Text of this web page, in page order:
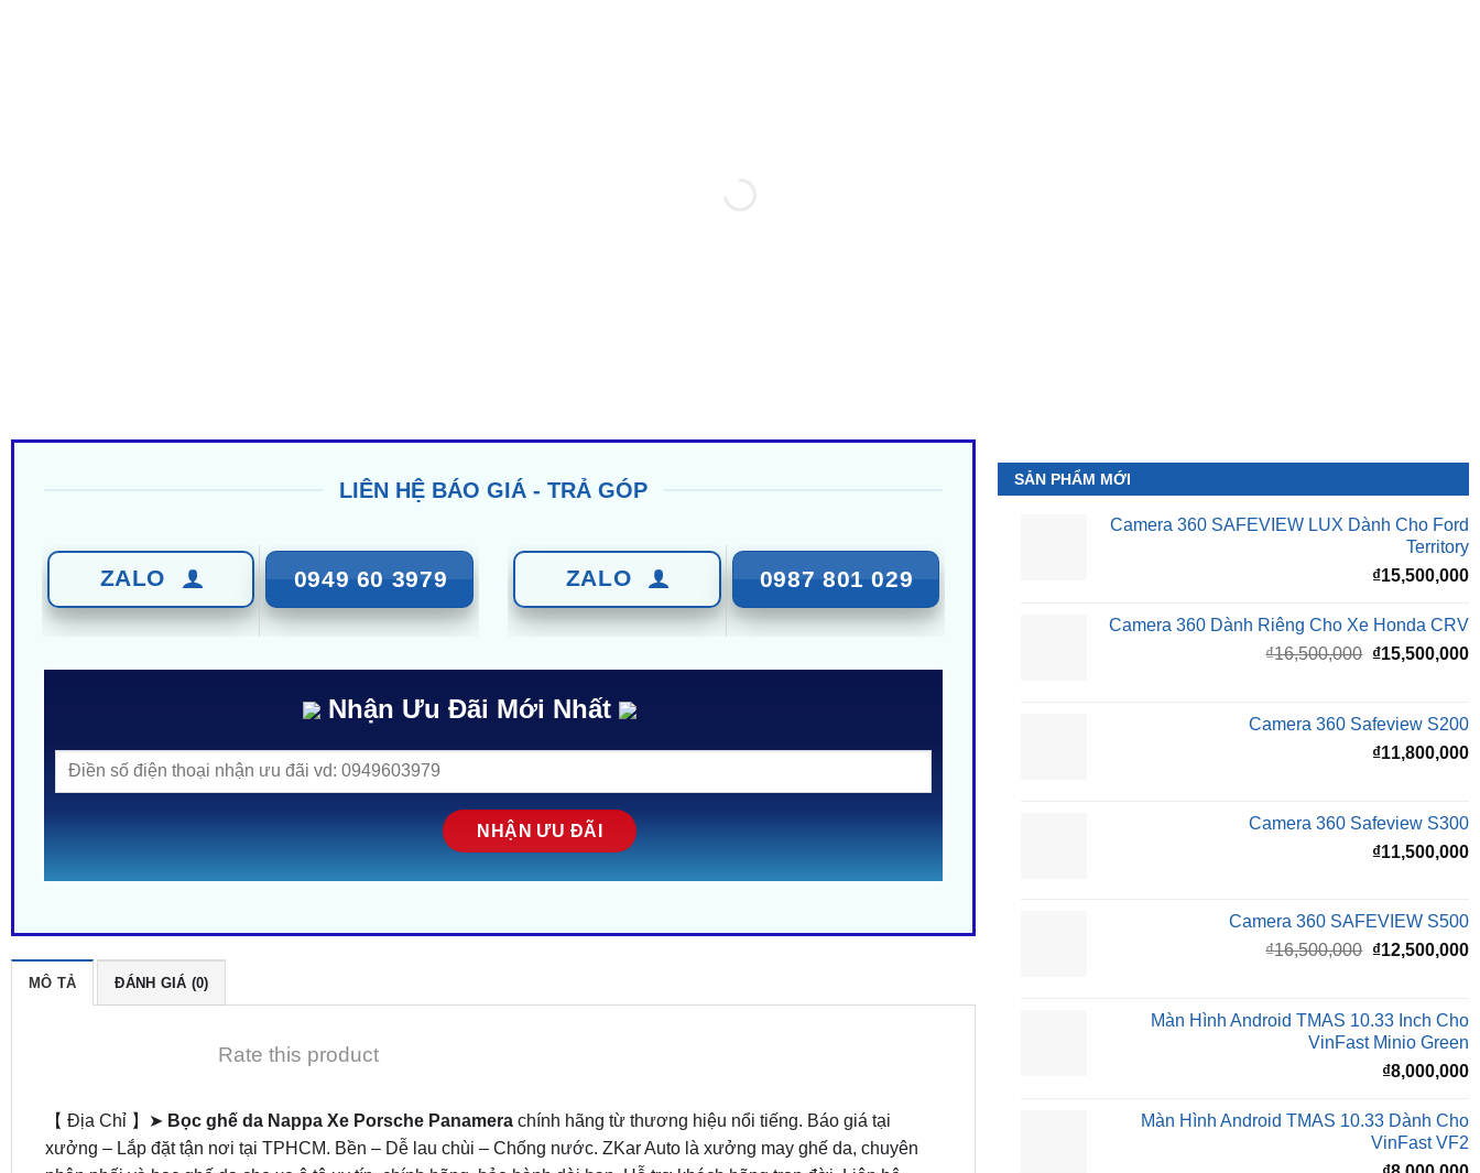
LIÊN HỆ BÁO GIÁ - TRẢ GÓP
ZALO 0949 60 3979 ZALO 0987 801 029
Nhận Ưu Đãi Mới Nhất
MÔ TẢ ĐÁNH GIÁ (0)
Rate this product
【 Địa Chỉ 】➤ Bọc ghế da Nappa Xe Porsche Panamerachính hãng từ thương hiệu nổi tiếng. Báo giá tại
xưởng – Lắp đặt tận nơi tại TPHCM. Bền – Dễ lau chùi – Chống nước. ZKar Auto là xưởng may ghế da, chuyên
SẢN PHẨM MỚI
Camera 360 SAFEVIEW LUX Dành Cho Ford
Territory
₫15,500,000
Camera 360 Dành Riêng Cho Xe Honda CRV
₫16,500,000 Giá
₫16,500,000.
₫15,500,000
Camera 360 Safeview S200
₫11,800,000
Camera 360 Safeview S300
₫11,500,000
Camera 360 SAFEVIEW S500
₫16,500,000 Giá
₫16,500,000.
₫12,500,000
Màn Hình Android TMAS 10.33 Inch Cho
VinFast Minio Green
₫8,000,000
Màn Hình Android TMAS 10.33 Dành Cho
VinFast VF2